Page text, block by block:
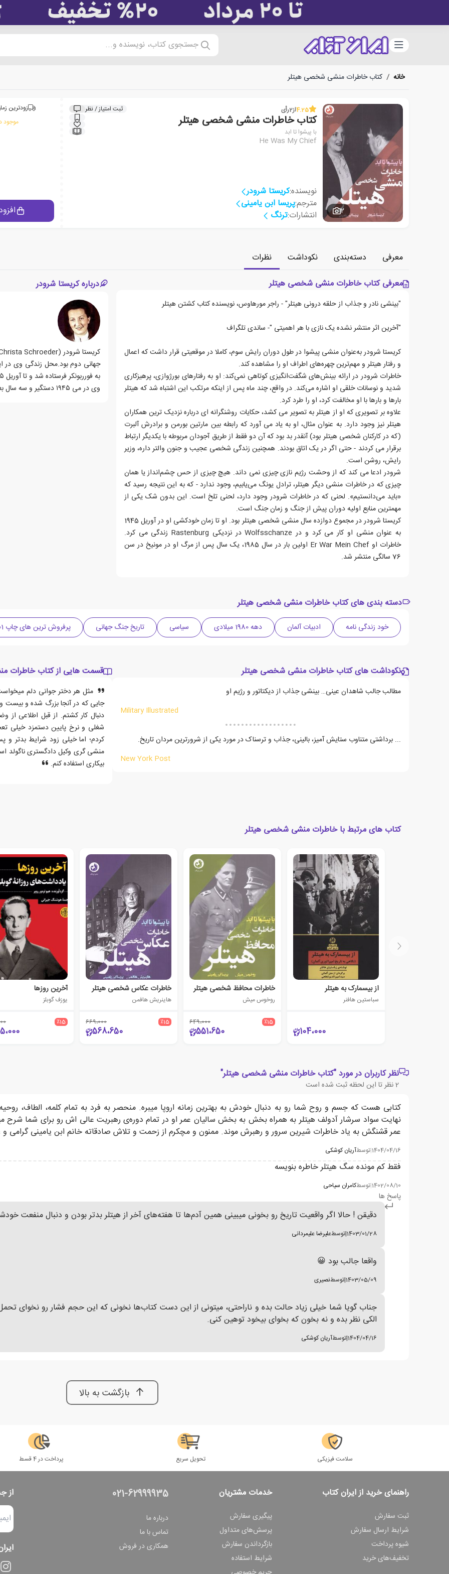
دسته‌بندی جستجوی کتاب، نویسنده و...
خانه / کتاب خاطرات منشی شخصی هیتلر
2
4.25از2رأی ثبت امتیاز / نظر
کتاب خاطرات منشی شخصی هیتلر
با پیشوا تا ابد
He Was My Chief
نویسنده:کریستا شرودر
مترجم:پریسا ابن یامینی
انتشارات:ترنگ
زودترین
موجود
معرفی دسته‌بندی نکوداشت
نظرات
معرفی کتاب خاطرات منشی شخصی هیتلر
"بینشی نادر و جذاب از حلقه درونی هیتلر" - راجر مورهاوس، نویسنده کتاب کشتن هیتلر
"آخرین اثر منتشر نشده یک نازی با هر اهمیتی "- ساندی تلگراف
کریستا شرودر به‌عنوان منشی پیشوا در طول دوران رایش سوم، کاملا در موقعیتی قرار داشت که اعمال
و رفتار هیتلر و مهم‌ترین چهره‌های اطراف او را مشاهده کند.
خاطرات شرودر در ارائه بینش‌های شگفت‌انگیزی کوتاهی نمی‌کند: او به رفتارهای بورژوازی، پرهیزکاری
شدید و نوسانات خلقی او اشاره می‌کند. در واقع، چند ماه پس از اینکه مرتکب این اشتباه شد که هیتلر
بارها و بارها با او مخالفت کرد، او را طرد کرد.
علاوه بر تصویری که او از هیتلر به تصویر می کشد، حکایات روشنگرانه ای درباره نزدیک ترین همکاران
هیتلر نیز وجود دارد. به عنوان مثال، او به یاد می آورد که رابطه بین مارتین بورمن و برادرش آلبرت
(که در کارکنان شخصی هیتلر بود) آنقدر بد بود که آن دو فقط از طریق آجودان مربوطه با یکدیگر ارتباط
برقرار می کردند - حتی اگر در یک اتاق بودند. همچنین زندگی شخصی عجیب و جنون والتر داره، وزیر
رایش، روشن است.
شرودر ادعا می کند که از وحشت رژیم نازی چیزی نمی داند. هیچ چیزی از حس چشم‌انداز یا همان
چیزی که در خاطرات منشی دیگر هیتلر، ترادل یونگ می‌یابیم، وجود ندارد - که به این نتیجه رسید که
«باید می‌دانستیم». لحنی که در خاطرات شرودر وجود دارد، لحنی تلخ است. این بدون شک یکی از
مهمترین منابع اولیه دوران پیش از جنگ و زمان جنگ است.
کریستا شرودر در مجموع دوازده سال منشی شخصی هیتلر بود. او تا زمان خودکشی او در آوریل 1945
به عنوان منشی او کار می کرد و در Wolfsschanze در نزدیکی Rastenburg زندگی می کرد.
خاطرات او Er War Mein Chef اولین بار در سال 1985، یک سال پس از مرگ او در مونیخ در سن
76 سالگی منتشر شد.
درباره کریستا شرودر
به فورربونکر فرستاده شد و تا آوریل ۱۹۴۵ در آنجا اقامت داشت.
وی در می ۱۹۴۵ دستگیر و سه سال بعد آزاد شد.
دسته بندی های کتاب خاطرات منشی شخصی هیتلر
خود زندگی نامه ادبیات آلمان دهه 1980 میلادی سیاسی تاریخ جنگ جهانی پرفروش ترین های چاپ 1401
نکوداشت های کتاب خاطرات منشی شخصی هیتلر
مطالب جالب شاهدان عینی… بینشی جذاب از دیکتاتور و رژیم او
Military Illustrated
... برداشتی متناوب ستایش آمیز، بالینی، جذاب و ترسناک در مورد یکی از شرورترین مردان تاریخ.
New York Post
قسمت هایی از کتاب خاطرات
مثل هر دختر جوانی دلم میخواست
دنبال کار کشتم. از قبل اطلاعی از
شغلی و نرخ پایین دستمزد خیلی
کردم؛ اما خیلی زود شرایط بدتر و
منشی گری وکیل دادگستری ناگولد
بیکاری استفاده کنم.
کتاب های مرتبط با خاطرات منشی شخصی هیتلر
از بیسمارک به هیتلر
سباستین هافنر
104،000
خاطرات محافظ شخصی هیتلر
روخوس میش
٪15 649،000
551،650
خاطرات عکاس شخصی هیتلر
هاینریش هافمن
٪15 669،000
568،650
آخرین روزها
یوزف گوبلز
٪15
نظر کاربران در مورد "کتاب خاطرات منشی شخصی هیتلر"
2نظر تا این لحظه ثبت شده است
کتابی هست که جسم و روح شما رو به دنبال خودش به بهترین زمانه اروپا میبره. منحصر به فرد به تمام کلمه، الطاف،
نهایت سواد سرشار آدولف هیتلر به همراه بخش به بخش سالیان عمر او در تمام دوره‌ی رهبریت عالی اش رو برای شما شرح
عمر قشنگش به یاد خاطرات شیرین سرور و رهبرش موند. ممنون و مچکرم از زحمت و تلاش صادقاته خانم ابن یامینی گرامی و
1404/04/16
|توسطآریان کوشکی
فقط کم مونده سگ هیتلر خاطره بنویسه
1402/08/10
|توسطکامران سیاحی
پاسخ ها
دقیقن ! حالا اگر واقعیت تاریخ رو بخونی میبینی همین آدم‌ها تا هفته‌های آخر از هیتلر بدتر بودن و دنبال منفعت
1403/01/28
|توسطعلیرضا علیمردانی
واقعا جالب بود 😀
1403/05/09
|توسطنصیری
جناب گویا شما خیلی زیاد حالت بده و ناراحتی، میتونی از این دست کتاب‌ها نخونی که این حجم فشار رو نخوای
الکی نظر بده و نه بخون که بخوای بیخود توهین کنی.
1404/04/16
|توسطآریان کوشکی
بازگشت به بالا
سلامت فیزیکی تحویل سریع پرداخت در 4 قسط
راهنمای خرید از ایران کتاب
ثبت سفارش
شرایط ارسال سفارش
شیوه پرداخت
تخفیف‌های خرید
خدمات مشتریان
پیگیری سفارش
پرسش‌های متداول
بازگرداندن سفارش
شرایط استفاده
021-62999935
درباره ما
تماس با ما
همکاری در فروش
از